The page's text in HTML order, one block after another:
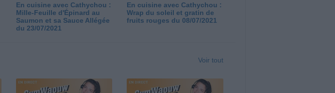
En cuisine avec Cathychou :
Mille-Feuille d'Épinard au
Saumon et sa Sauce Allégée
du 23/07/2021
En cuisine avec Cathychou :
Wrap du soleil et gratin de
fruits rouges du 08/07/2021
Voir tout